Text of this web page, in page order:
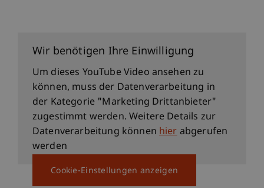
Machen!" mit Prof. Dr. Harald Wehnes
Wir benötigen Ihre Einwilligung
Um dieses YouTube Video ansehen zu
können, muss der Datenverarbeitung in
der Kategorie "Marketing Drittanbieter"
zugestimmt werden. Weitere Details zur
Datenverarbeitung könnenhierabgerufen
werden
Cookie-Einstellungen anzeigen